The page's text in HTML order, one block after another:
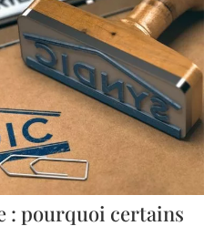
: pourquoi certains